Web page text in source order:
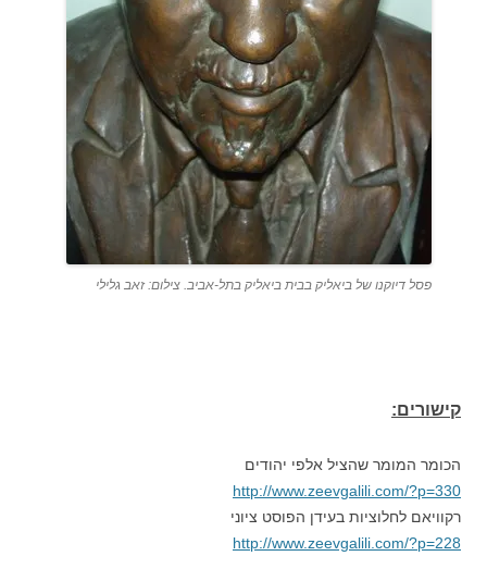
פסל דיוקנו של ביאליק בבית ביאליק בתל-אביב. צילום: זאב גלילי
קישורים:
הכומר המומר שהציל אלפי יהודים
http://www.zeevgalili.com/?p=330
רקוויאם לחלוציות בעידן הפוסט ציוני
http://www.zeevgalili.com/?p=228